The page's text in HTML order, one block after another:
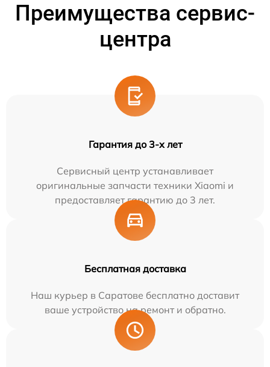
Преимущества сервис-
центра
Гарантия до 3-х лет
Сервисный центр устанавливает
оригинальные запчасти техники Xiaomi и
предоставляет гарантию до 3 лет.
Бесплатная доставка
Наш курьер в Саратове бесплатно доставит
ваше устройство на ремонт и обратно.